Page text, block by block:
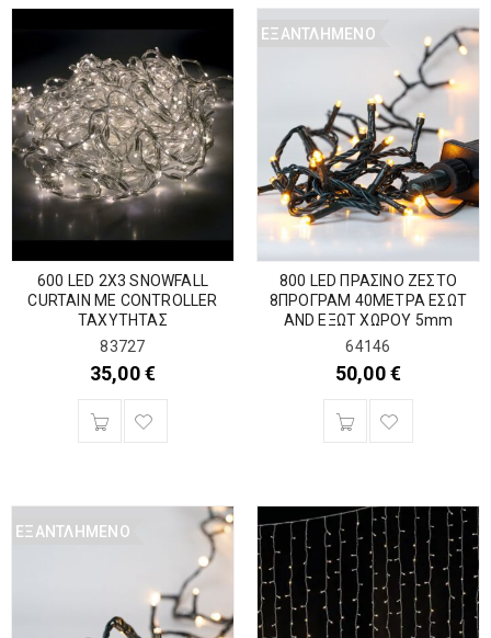
600 LED 2X3 SNOWFALL
CURTAIN ΜΕ CONTROLLER
ΤΑΧΥΤΗΤΑΣ
83727
35,00€
ΕΞΑΝΤΛΗΜΈΝΟ
800 LED ΠΡΑΣΙΝΟ ΖΕΣΤΟ
8ΠΡΟΓΡΑΜ 40ΜΕΤΡΑ ΕΣΩΤ
AND ΕΞΩΤ ΧΩΡΟΥ 5mm
64146
50,00€
ΕΞΑΝΤΛΗΜΈΝΟ